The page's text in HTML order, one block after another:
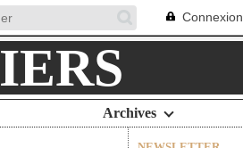
Connexion
Archives